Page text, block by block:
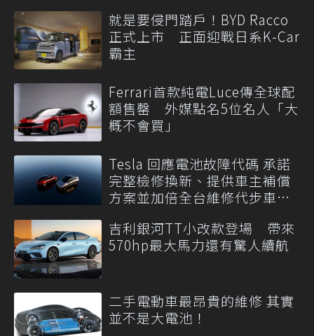
就是要侵門踏戶！BYD Racco
正式上市 正面迎戰日系K-Car
霸主
Ferrari首款純電Luce傳全球配
額售罄 外媒點名5位名人「大
概不會買」
Tesla 回應電池故障代碼 承諾
完整檢修換新、提供車主補償
方案並加倍全台維修代步車數
吉利銀河TT小改款登場 帶來
570hp最大馬力還有驚人續航
二手電動車最昂貴的維修 其實
並不是大電池！